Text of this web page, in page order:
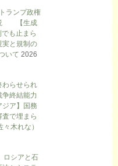
ランプ政権
説 【生成
も止まら
実と規制の
いて 2026
わらせられ
争終結能力
ア】国務
で埋まら
木れな）
ロシアと石